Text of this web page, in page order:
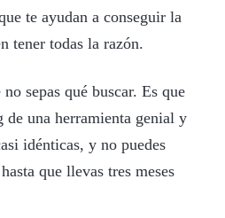
te ayudan a conseguir la
tener todas la razón.
sepas qué buscar. Es que
de una herramienta genial y
idénticas, y no puedes
que llevas tres meses